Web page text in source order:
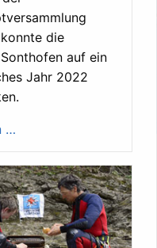
die
auf ein
Jahr 2022
…